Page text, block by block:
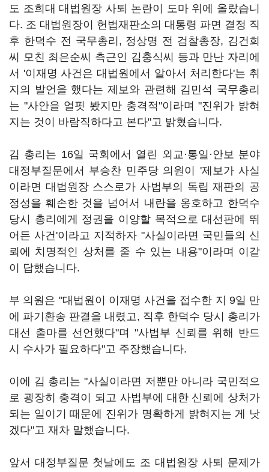
도 조희대 대법원장 사퇴 논란이 도마 위에 올랐습니
다. 조 대법원장이 헌법재판소의 대통령 파면 결정 직
후 한덕수 전 국무총리, 정상명 전 검찰총장, 김건희
씨 모친 최은순씨 측근인 김충식씨 등과 만난 자리에
서 '이재명 사건은 대법원에서 알아서 처리한다'는 취
지의 발언을 했다는 제보와 관련해 김민석 국무총리
는 "사안을 얼핏 봤지만 충격적"이라며 "진위가 밝혀
지는 것이 바람직하다고 본다"고 밝혔습니다.
김 총리는 16일 국회에서 열린 외교·통일·안보 분야
대정부질문에서 부승찬 민주당 의원이 '제보가 사실
이라면 대법원장 스스로가 사법부의 독립 재판의 공
정성을 훼손한 것을 넘어서 내란을 옹호하고 한덕수
당시 총리에게 정권을 이양할 목적으로 대선판에 뛰
어든 사건'이라고 지적하자 "사실이라면 국민들의 신
뢰에 치명적인 상처를 줄 수 있는 내용"이라며 이같
이 답했습니다.
부 의원은 "대법원이 이재명 사건을 접수한 지 9일 만
에 파기환송 판결을 내렸고, 직후 한덕수 당시 총리가
대선 출마를 선언했다"며 "사법부 신뢰를 위해 반드
시 수사가 필요하다"고 주장했습니다.
이에 김 총리는 "사실이라면 저뿐만 아니라 국민적으
로 굉장히 충격이 되고 사법부에 대한 신뢰에 상처가
되는 일이기 때문에 진위가 명확하게 밝혀지는 게 낫
겠다"고 재차 말했습니다.
앞서 대정부질문 첫날에도 조 대법원장 사퇴 문제가